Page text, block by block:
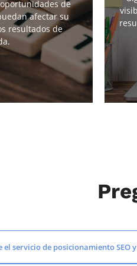
de
afectar su
resultados de
está haciendo y
bueno”.
el servicio de posicionamiento